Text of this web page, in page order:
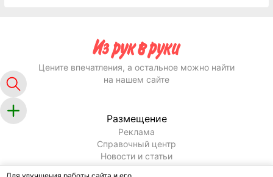
Цените впечатления, а остальное можно найти
на нашем сайте
Размещение
Реклама
Справочный центр
Новости и статьи